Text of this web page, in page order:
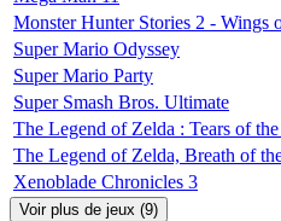
Monster Hunter Stories 2 - Wings
Super Mario Odyssey
Super Mario Party
Super Smash Bros. Ultimate
The Legend of Zelda : Tears of
The Legend of Zelda, Breath of
Xenoblade Chronicles 3
Voir plus de jeux (9)